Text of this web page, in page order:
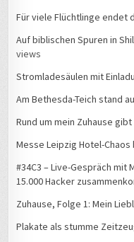
Für viele Flüchtlinge endet
Auf biblischen Spuren in
views
Stromladesäulen mit
Am Bethesda-Teich stand
Rund um mein Zuhause
Messe Leipzig Hotel-
#34C3 – Live-Gespräch mit
15.000 Hacker
Zuhause, Folge 1: Mein
Plakate als stumme